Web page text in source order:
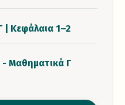
Κεφάλαια 1–2
Μαθηματικά Γ